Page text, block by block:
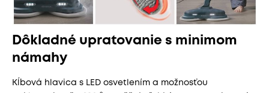
Dôkladné upratovanie s minimom
námahy
Kĺbová hlavica s LED osvetlením a možnosťou